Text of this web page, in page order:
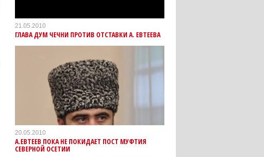
21.05.2010
ГЛАВА ДУМ ЧЕЧНИ ПРОТИВ ОТСТАВКИ А. ЕВТЕЕВА
20.05.2010
А.ЕВТЕЕВ ПОКА НЕ ПОКИДАЕТ ПОСТ МУФТИЯ
СЕВЕРНОЙ ОСЕТИИ